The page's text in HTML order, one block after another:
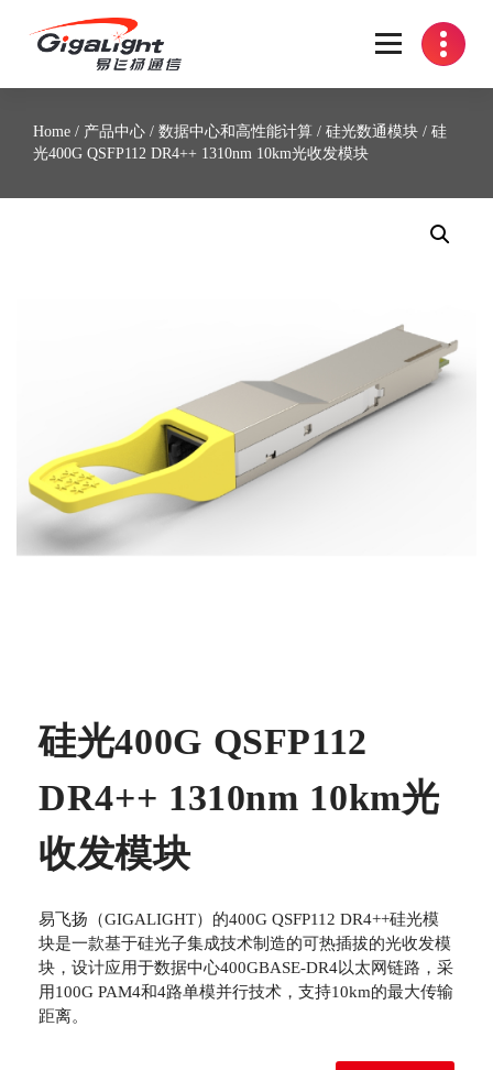
开放光网络器件的向导
Home / 产品中心 / 数据中心和高性能计算 / 硅光数通模块 / 硅
光400G QSFP112 DR4++ 1310nm 10km光收发模块
硅光400G QSFP112
DR4++ 1310nm 10km光
收发模块
易飞扬（GIGALIGHT）的400G QSFP112 DR4++硅光模
块是一款基于硅光子集成技术制造的可热插拔的光收发模
块，设计应用于数据中心400GBASE-DR4以太网链路，采
用100G PAM4和4路单模并行技术，支持10km的最大传输
距离。